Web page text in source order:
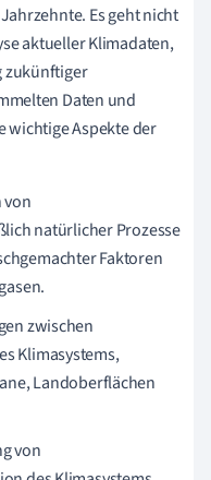
Es geht nicht
aktueller Klimadaten,
zukünftiger
Daten und
wichtige Aspekte der
von
natürlicher Prozesse
Faktoren
zwischen
Klimasystems,
Landoberflächen
von